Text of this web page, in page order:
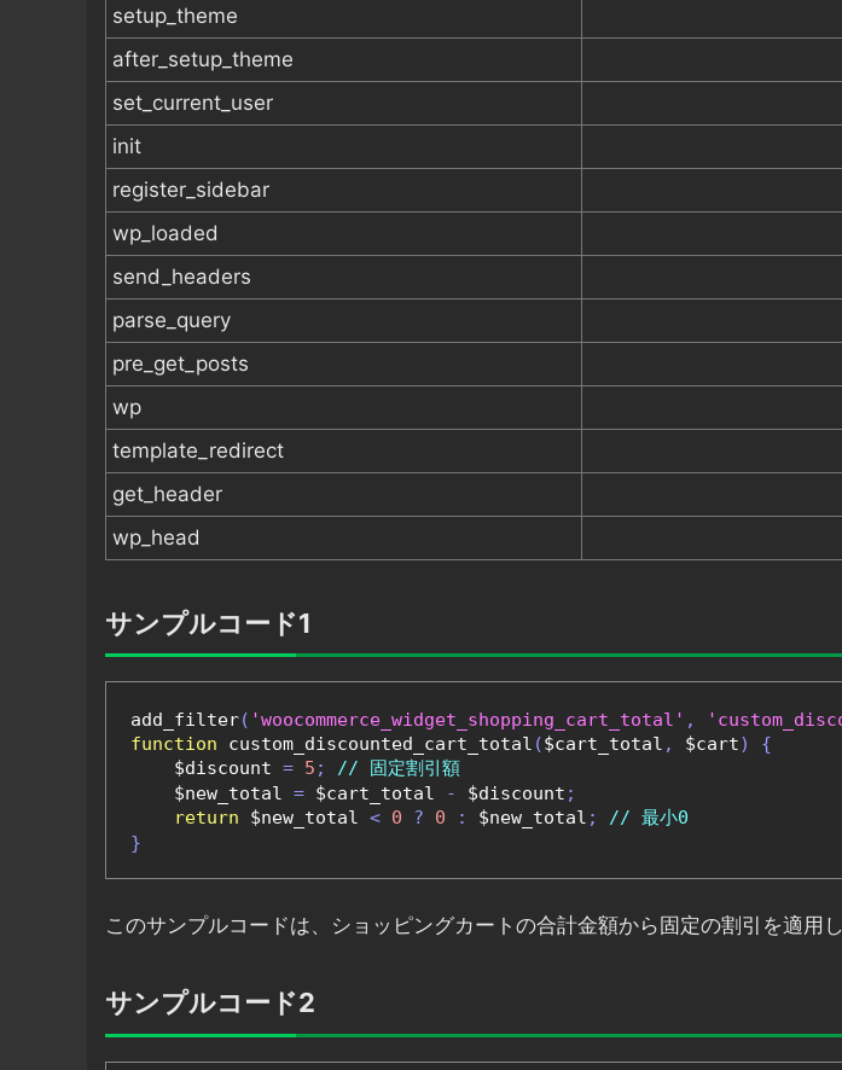
setup_theme
after_setup_theme
set_current_user
init
register_sidebar
wp_loaded
send_headers
parse_query
pre_get_posts
wp
template_redirect
get_header
wp_head
サンプルコード1
add_filter( 'woocommerce_widget_shopping_cart_total' ,
function custom_discounted_cart_total ($cart_total , $cart)
{
    $discount
= 5 ;
// 固定割引額
    $new_total
= $cart_total - $discount ;
return $new_total < 0 ? 0 : $new_total ;
// 最小0
}
このサンプルコードは、ショッピングカートの合計金額から固定の割引を適用し
サンプルコード2